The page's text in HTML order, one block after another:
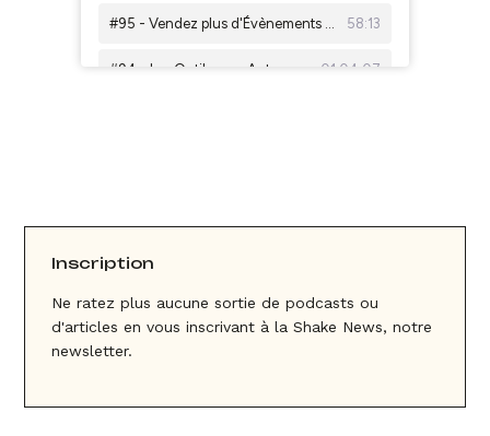
Inscription
Ne ratez plus aucune sortie de podcasts ou
d'articles en vous inscrivant à la Shake News, notre
newsletter.